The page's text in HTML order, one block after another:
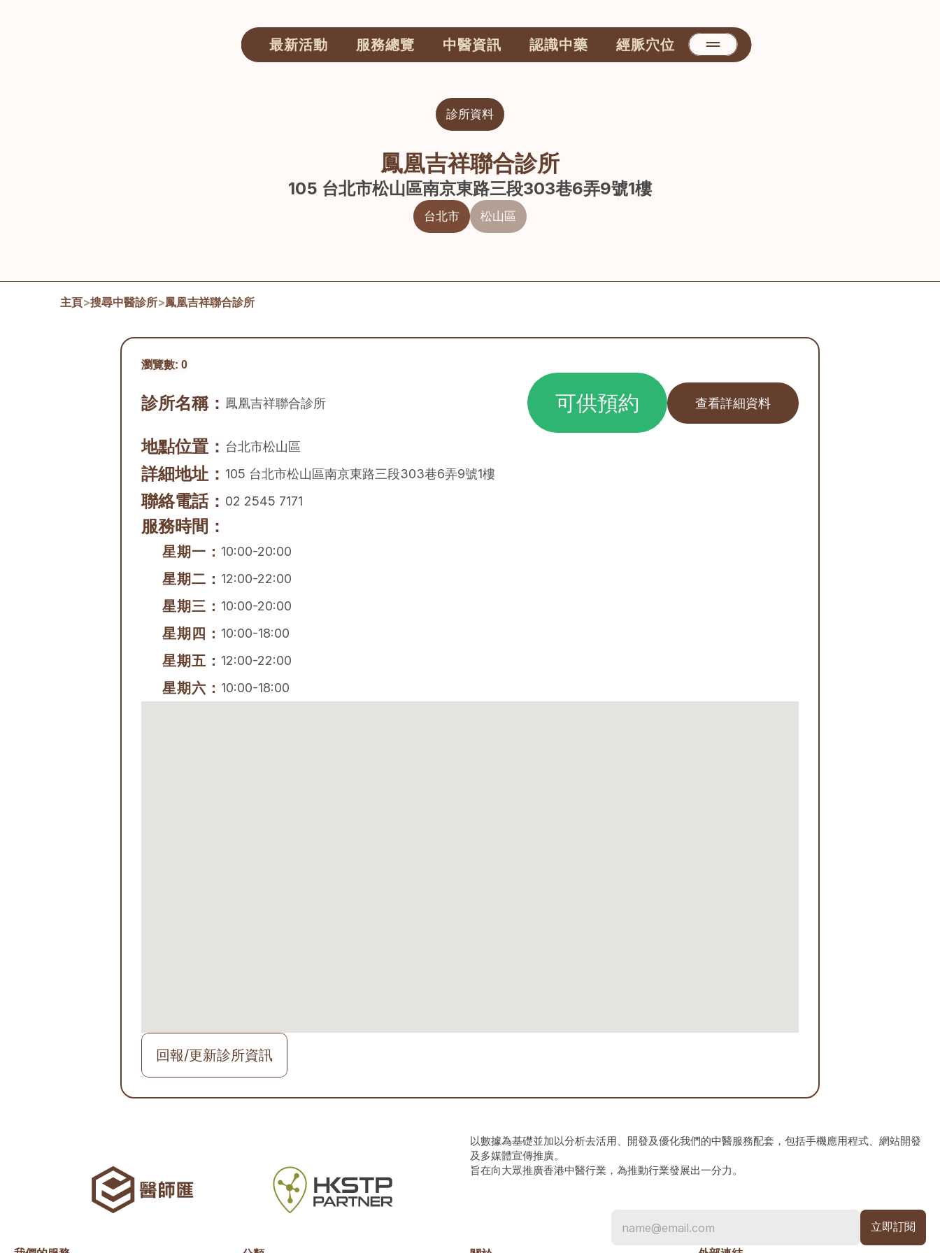
最新活動 服務總覽 中醫資訊 認識中藥 經脈穴位
診所資料
鳳凰吉祥聯合診所
105 台北市松山區南京東路三段303巷6弄9號1樓
台北市 松山區
主頁>搜尋中醫診所>鳳凰吉祥聯合診所
瀏覽數: 0
診所名稱： 鳳凰吉祥聯合診所 可供預約 查看詳細資料
地點位置： 台北市松山區
詳細地址： 105 台北市松山區南京東路三段303巷6弄9號1樓
聯絡電話： 02 2545 7171
服務時間：
星期一： 10:00-20:00
星期二： 12:00-22:00
星期三： 10:00-20:00
星期四： 10:00-18:00
星期五： 12:00-22:00
星期六： 10:00-18:00
回報/更新診所資訊
以數據為基礎並加以分析去活用、開發及優化我們的中醫服務配套，包括手機應用程式、網站開發
及多媒體宣傳推廣。
旨在向大眾推廣香港中醫行業，為推動行業發展出一分力。